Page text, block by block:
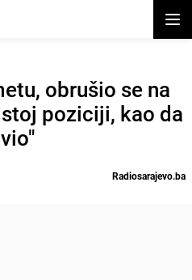
obrušio se na
poziciji, kao da
Radiosarajevo.ba